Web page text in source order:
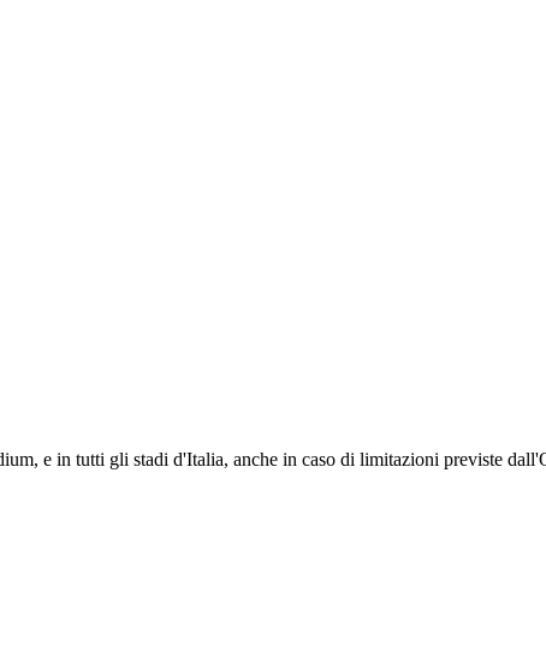
e in tutti gli stadi d'Italia, anche in caso di limitazioni previste